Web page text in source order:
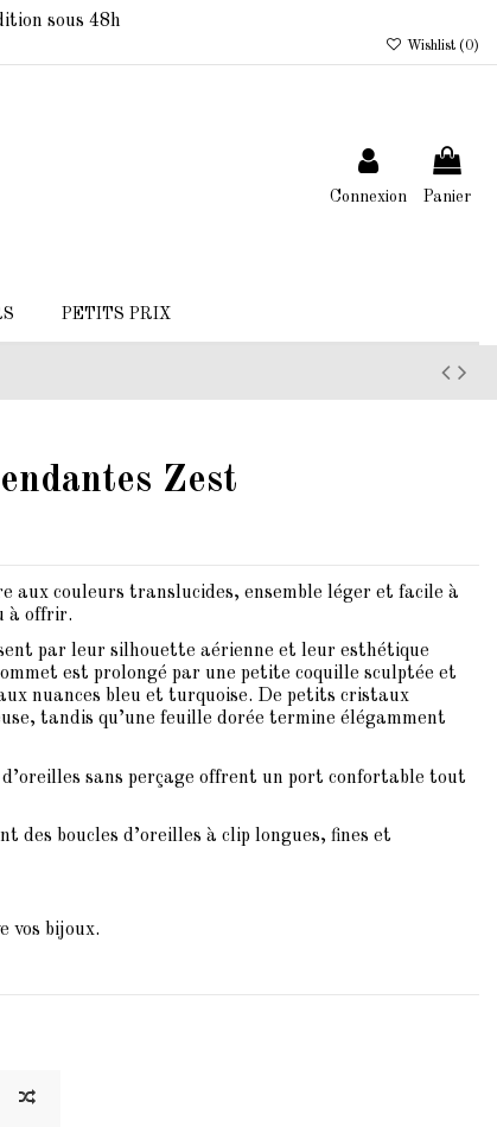
sous 48h
Wishlist (0)
Connexion Panier
PETITS PRIX
Zest
aux couleurs translucides, ensemble léger et facile à
à offrir.
par leur silhouette aérienne et leur esthétique
est prolongé par une petite coquille sculptée et
nuances bleu et turquoise. De petits cristaux
tandis qu’une feuille dorée termine élégamment
d’oreilles sans perçage offrent un port confortable tout
des boucles d’oreilles à clip longues, fines et
vos bijoux.